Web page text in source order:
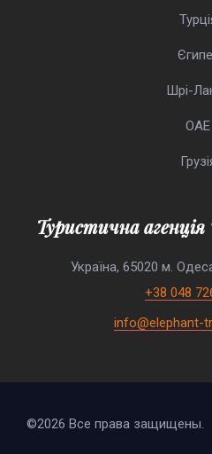
Шрі-
ОАЕ
Туристична
Україна, 65020 м.
+38 048
info@elephant-
©2026 Все права защищены.